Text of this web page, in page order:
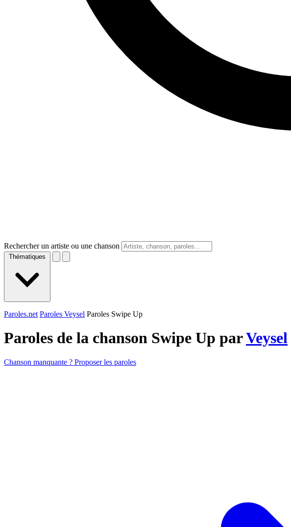
Rechercher un artiste ou une chanson
Thématiques
Paroles.net Paroles Veysel Paroles Swipe Up
Paroles de la chanson Swipe Up parVeysel
Chanson manquante ? Proposer les paroles